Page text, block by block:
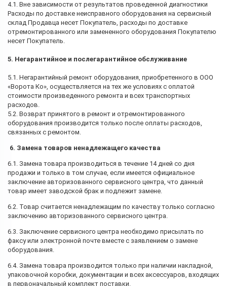
4.1. Вне зависимости от результатов проведенной диагностики
Расходы по доставке неисправного оборудования на сервисный
склад Продавца несет Покупатель, расходы по доставке
отремонтированного или замененного оборудования Покупателю
несет Покупатель.
5. Негарантийное и послегарантийное обслуживание
5.1. Негарантийный ремонт оборудования, приобретенного в ООО
«Ворота Ко», осуществляется на тех же условиях с оплатой
стоимости произведенного ремонта и всех транспортных
расходов.
5.2. Возврат принятого в ремонт и отремонтированного
оборудования производится только после оплаты расходов,
связанных с ремонтом.
6. Замена товаров ненадлежащего качества
6.1. Замена товара производиться в течение 14 дней со дня
продажи и только в том случае, если имеется официальное
заключение авторизованного сервисного центра, что данный
товар имеет заводской брак и подлежит замене.
6.2. Товар считается ненадлежащим по качеству только согласно
заключению авторизованного сервисного центра.
6.3. Заключение сервисного центра необходимо присылать по
факсу или электронной почте вместе с заявлением о замене
оборудования.
6.4. Замена товара производится только при наличии накладной,
упаковочной коробки, документации и всех аксессуаров, входящих
в первоначальный комплект поставки.